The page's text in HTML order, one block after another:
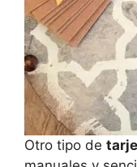
Otro tipo de